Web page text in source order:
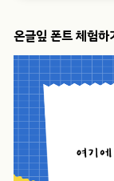
온글잎 폰트 체험하